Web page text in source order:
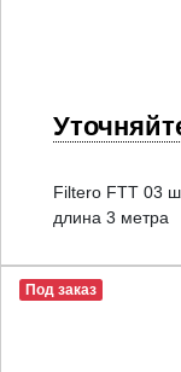
Filtero FTT 03
длина 3 метра
Под заказ